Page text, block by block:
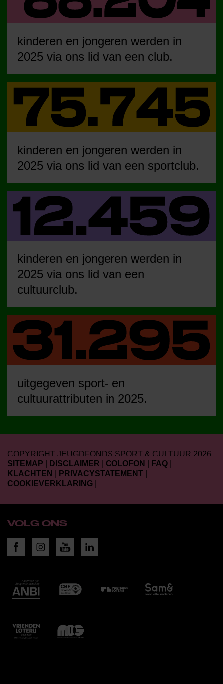
kinderen en jongeren werden in
2025 via ons lid van een club.
kinderen en jongeren werden in
2025 via ons lid van een sportclub.
kinderen en jongeren werden in
2025 via ons lid van een
cultuurclub.
uitgegeven sport- en
cultuurattributen in 2025.
COPYRIGHT JEUGDFONDS SPORT & CULTUUR 2026
SITEMAP
DISCLAIMER COLOFON FAQ
KLACHTEN
PRIVACYSTATEMENT
COOKIEVERKLARING
VOLG ONS